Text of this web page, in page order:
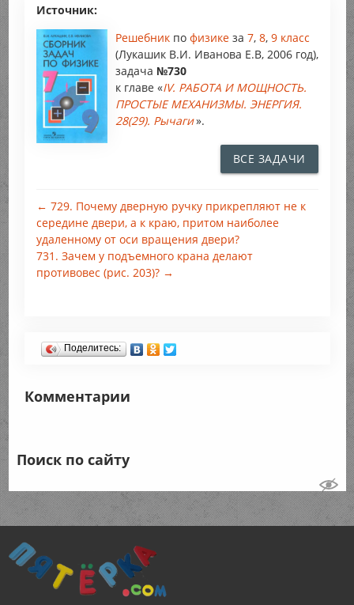
Источник:
Решебник по физике за 7, 8, 9 класс
(Лукашик В.И. Иванова Е.В, 2006 год),
задача №730
к главе «IV. РАБОТА И МОЩНОСТЬ.
ПРОСТЫЕ МЕХАНИЗМЫ. ЭНЕРГИЯ.
28(29). Рычаги».
ВСЕ ЗАДАЧИ
← 729. Почему дверную ручку прикрепляют не к
середине двери, а к краю, притом наиболее
удаленному от оси вращения двери?
731. Зачем у подъемного крана делают
противовес (рис. 203)? →
Поделитесь:
Комментарии
Поиск по сайту